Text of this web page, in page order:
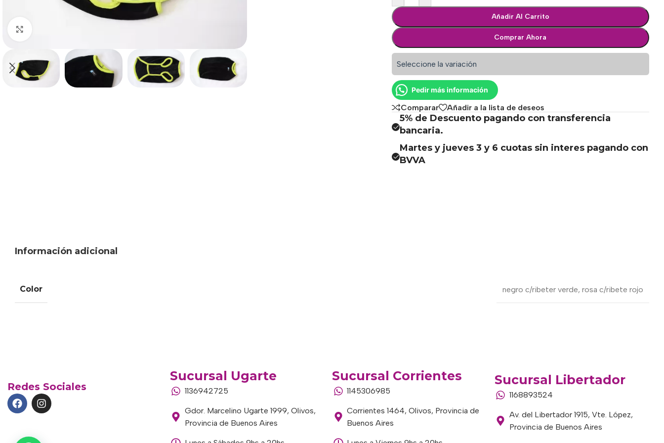
Añadir Al Carrito
Comprar Ahora
Seleccione la variación
Pedir más información
Comparar Añadir a la lista de deseos
5% de Descuento pagando con transferencia
bancaria.
Martes y jueves 3 y 6 cuotas sin interes pagando con
BVVA
Información adicional
Color negro c/ribeter verde, rosa c/ribete rojo
Redes Sociales
Sucursal Ugarte
1136942725
Gdor. Marcelino Ugarte 1999, Olivos,
Provincia de Buenos Aires
Sucursal Corrientes
1145306985
Corrientes 1464, Olivos, Provincia de
Buenos Aires
Sucursal Libertador
1168893524
Av. del Libertador 1915, Vte. López,
Provincia de Buenos Aires